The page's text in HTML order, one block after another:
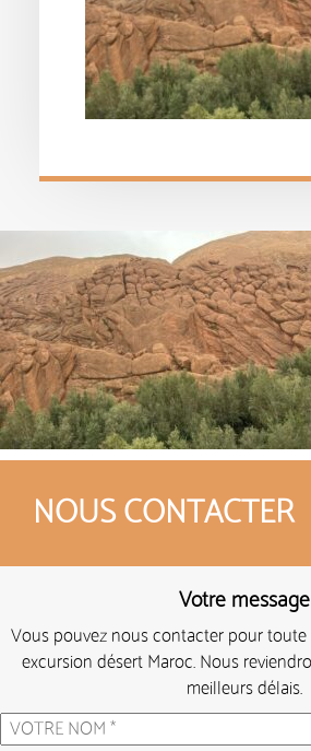
NOUS CONTACTER
Votre message
Vous pouvez nous contacter pour toute
excursion désert Maroc. Nous
meilleurs délais.